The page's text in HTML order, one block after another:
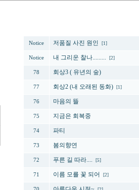
Notice 저품질 사진 원인 [1]
Notice 내 그리운 찰나......... [2]
78 회상3 ( 유년의 숲)
77 회상2 (내 오래된 동화) [1]
76 마음의 뜰
75 지금은 회복중
74 파티
73 봄의향연
72 푸른 길 따라.... [5]
71 이름 모를 꽃 되어 [2]